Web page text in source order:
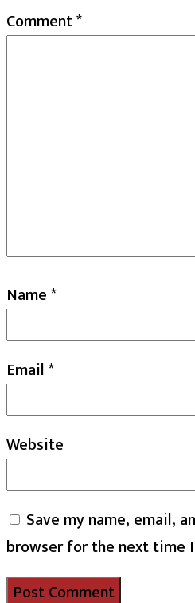
Comment*
Name*
Email*
Website
Save my name, email,
browser for the next time